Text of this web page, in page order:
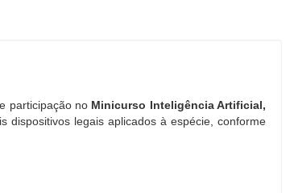
participação no Minicurso Inteligência Artificial,
dispositivos legais aplicados à espécie, conforme